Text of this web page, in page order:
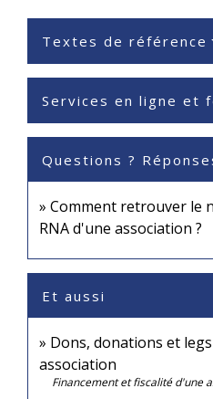
Textes de référence
Services en ligne et
Questions ?
Comment retrouver le
RNA d'une association ?
Et aussi
Dons, donations et
association
Financement et fiscalité d'une